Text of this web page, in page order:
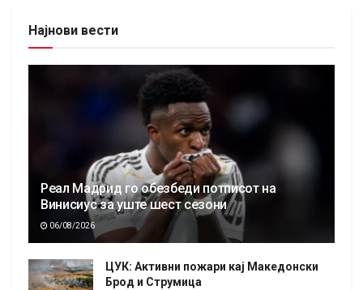
Најнови вести
Реал Мадрид го обезбеди потписот на
Винисиус за уште шест сезони
06/08/2026
ЦУК: Активни пожари кај Македонски
Брод и Струмица